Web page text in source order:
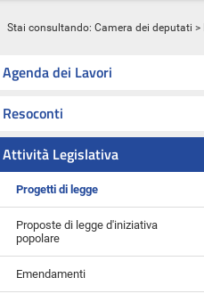
Stai consultando: Camera dei deputati >
Agenda dei Lavori
Resoconti
Attività Legislativa
Progetti di legge
Proposte di legge d'iniziativa
popolare
Emendamenti